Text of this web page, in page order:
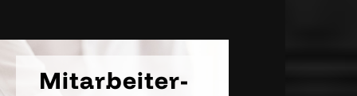
Mitarbeiter-